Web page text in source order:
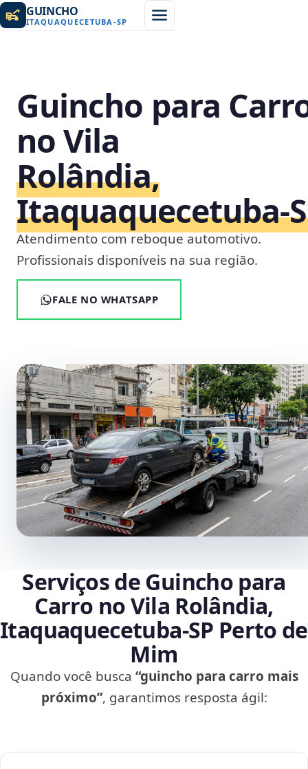
GUINCHO
ITAQUAQUECETUBA -SP
Guincho para
no Vila
Rolândia,
Atendimento com reboque automotivo.
Profissionais disponíveis na sua região.
FALE NO WHATSAPP
Serviços de Guincho para
Carro no Vila Rolândia,
Itaquaquecetuba‑SP Perto de
Mim
Quando você busca “guincho para carro mais
próximo”, garantimos resposta ágil: